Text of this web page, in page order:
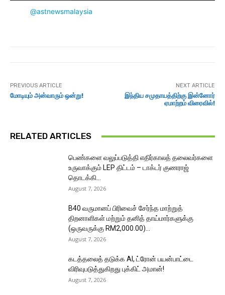
@astnewsmalaysia
PREVIOUS ARTICLE
மோடியும் அன்வாரும் ஒன்று!
NEXT ARTICLE
இந்திய சமுதாயத்திற்கு இன்னோர்
ஏமாற்றம் விரைவில்!
RELATED ARTICLES
பெண்களை வலுப்படுத்தி எதிர்காலத் தலைவர்களை
உருவாக்கும் LEP திட்டம் – டாக்டர் குணராஜ்
தொடக்கி...
August 7, 2026
B40 வருமானப் பிரிவைச் சேர்ந்த மாற்றுத்
திறனாளிகள் மற்றும் தனித் தாய்மார்களுக்கு
(ஒருவருக்கு RM2,000.00)...
August 7, 2026
கடத்தலைத் தடுக்க AI, ட்ரோன் பயன்பாட்டை
விரிவுபடுத்துகிறது புக்கிட் அமான்!
August 7, 2026